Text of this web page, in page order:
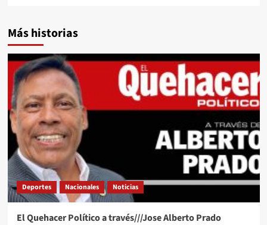
Más historias
Deportes Nacionales Noticias
El Quehacer Político a través///Jose Alberto Prado